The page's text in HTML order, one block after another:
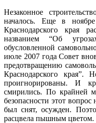
Незаконное
началось. Еще в
Краснодарского края
названием “Об
обусловленной
июле 2007 года Совет
предотвращению
Краснодарского
проигнорированы. И
смирились. По крайней
безопасности этот
был снят, осужден.
расцвела пышным цветом.